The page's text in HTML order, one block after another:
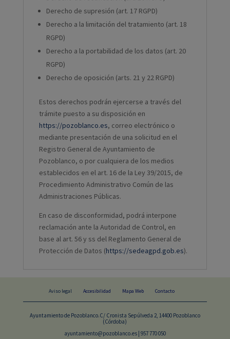
Derecho de supresión (art. 17 RGPD)
Derecho a la limitación del tratamiento (art. 18
RGPD)
Derecho a la portabilidad de los datos (art. 20
RGPD)
Derecho de oposición (arts. 21 y 22 RGPD)
Estos derechos podrán ejercerse a través del
trámite puesto a su disposición en
https://pozoblanco.es, correo electrónico o
mediante presentación de una solicitud en el
Registro General de Ayuntamiento de
Pozoblanco, o por cualquiera de los medios
establecidos en el art. 16 de la Ley 39/2015, de
Procedimiento Administrativo Común de las
Administraciones Públicas.
En caso de disconformidad, podrá interpone
reclamación ante la Autoridad de Control, en
base al art. 56 y ss del Reglamento General de
Protección de Datos (https://sedeagpd.gob.es).
Aviso legal Accesibilidad Mapa Web Contacto
Ayuntamiento de Pozoblanco.C/ Cronista Sepúlveda 2, 14400 Pozoblanco
(Córdoba)
ayuntamiento@pozoblanco.es | 957 770 050